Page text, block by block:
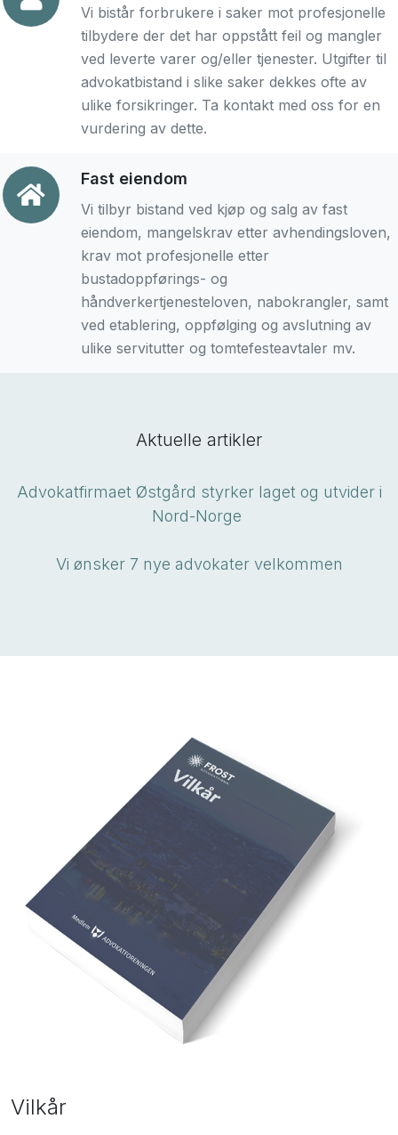
Vi bistår forbrukere i saker mot profesjonelle
tilbydere der det har oppstått feil og mangler
ved leverte varer og/eller tjenester. Utgifter til
advokatbistand i slike saker dekkes ofte av
ulike forsikringer. Ta kontakt med oss for en
vurdering av dette.
Fast eiendom
Vi tilbyr bistand ved kjøp og salg av fast
eiendom, mangelskrav etter avhendingsloven,
krav mot profesjonelle etter
bustadoppførings- og
håndverkertjenesteloven, nabokrangler, samt
ved etablering, oppfølging og avslutning av
ulike servitutter og tomtefesteavtaler mv.
Aktuelle artikler
Advokatfirmaet Østgård styrker laget og utvider i
Nord-Norge
Vi ønsker 7 nye advokater velkommen
Vilkår